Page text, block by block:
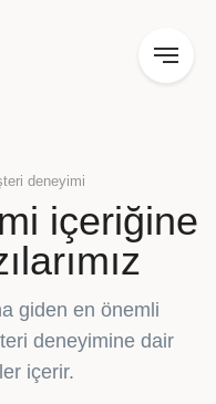
deneyimi
içeriğine
giden en önemli
deneyimine dair
içerir.